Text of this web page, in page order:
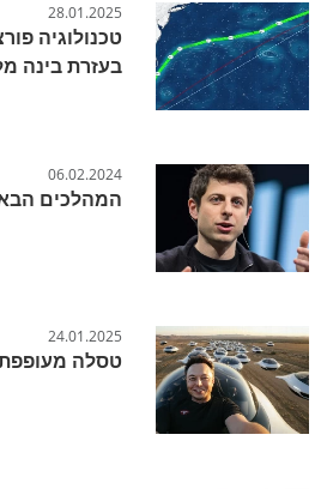
28.01.2025
טכנולוגיה
בעזרת בינה
06.02.2024
המהלכים
24.01.2025
טסלה